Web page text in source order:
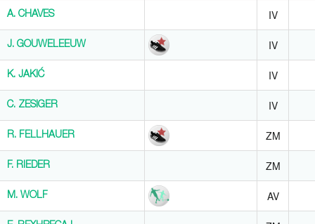
A. CHAVES IV
J. GOUWELEEUW IV
K. JAKIĆ IV
C. ZESIGER IV
R. FELLHAUER ZM
F. RIEDER ZM
M. WOLF AV
A. CHAVES
J. GOUWELEEUW
K. JAKIĆ
C. ZESIGER
R. FELLHAUER
F. RIEDER
M. WOLF